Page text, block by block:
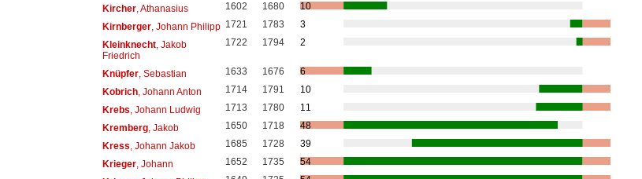
Kircher, Athanasius 1602 1680
10
Kirnberger, Johann Philipp 1721 1783
3
Kleinknecht, Jakob
Friedrich
1722 1794 2
Knüpfer, Sebastian 1633 1676
6
Kobrich, Johann Anton 1714 1791
10
Krebs , Johann Ludwig 1713 1780
11
Kremberg, Jakob 1650 1718
48
Kress , Johann Jakob 1685 1728
39
Krieger, Johann 1652 1735
54